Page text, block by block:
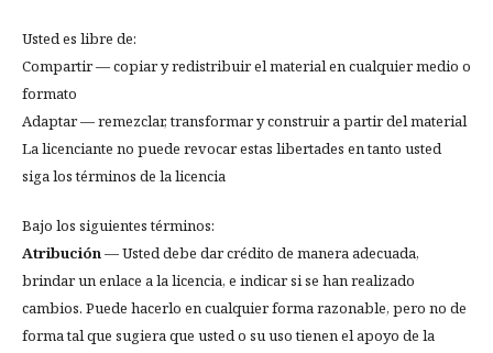
Usted es libre de:
Compartir — copiar y redistribuir el material en cualquier medio o
formato
Adaptar — remezclar, transformar y construir a partir del material
La licenciante no puede revocar estas libertades en tanto usted
siga los términos de la licencia
Bajo los siguientes términos:
Atribución— Usted debe dar crédito de manera adecuada,
brindar un enlace a la licencia, e indicar si se han realizado
cambios. Puede hacerlo en cualquier forma razonable, pero no de
forma tal que sugiera que usted o su uso tienen el apoyo de la